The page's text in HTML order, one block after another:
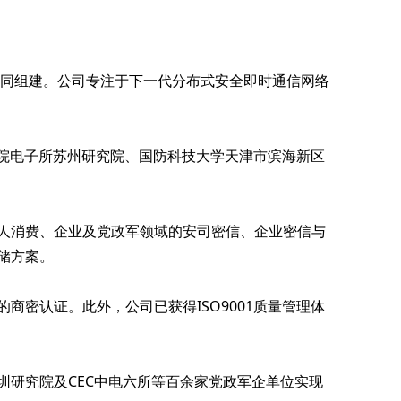
组建。公司专注于下一代分布式安全即时通信网络
子所苏州研究院、国防科技大学天津市滨海新区
费、企业及党政军领域的安司密信、企业密信与
案。
密认证。此外，公司已获得ISO9001质量管理体
究院及CEC中电六所等百余家党政军企单位实现